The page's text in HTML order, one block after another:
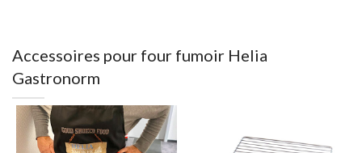
Accessoires pour four fumoir Helia
Gastronorm